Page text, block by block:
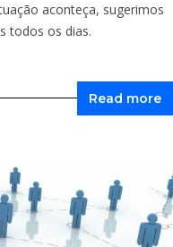
aconteça, sugerimos
todos os dias.
Read more